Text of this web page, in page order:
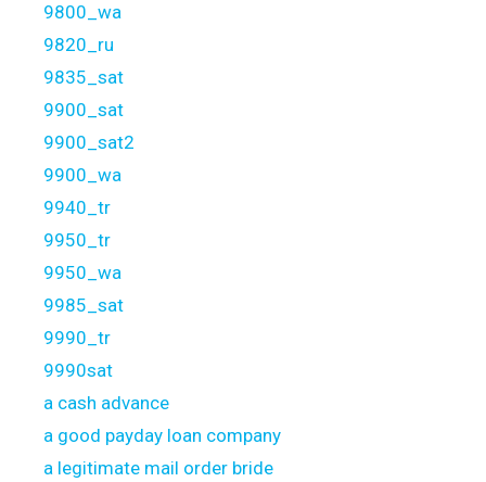
9800_wa
9820_ru
9835_sat
9900_sat
9900_sat2
9900_wa
9940_tr
9950_tr
9950_wa
9985_sat
9990_tr
9990sat
a cash advance
a good payday loan company
a legitimate mail order bride